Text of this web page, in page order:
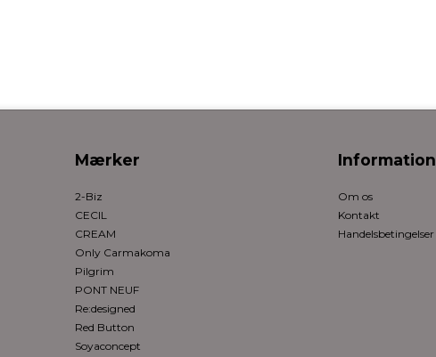
Mærker
2-Biz
CECIL
CREAM
Only Carmakoma
Pilgrim
PONT NEUF
Re:designed
Red Button
Soyaconcept
Information
Om os
Kontakt
Handelsbetingelser